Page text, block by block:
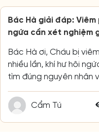
Bác Hà giải đáp:
ngứa cần xét nghiệm
Bác Hà ơi, Cháu bị
nhiều lần, khí hư hôi
tìm đúng nguyên nhân
Cẩm Tú